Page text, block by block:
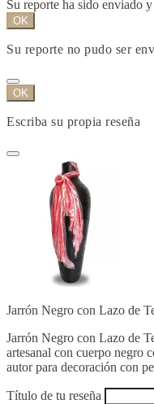
Su reporte ha sido enviado
OK
Su reporte no pudo ser
OK
Escriba su propia reseña
Jarrón Negro con Lazo de
Jarrón Negro con Lazo de
artesanal con cuerpo negro
autor para decoración con
Título de tu reseña